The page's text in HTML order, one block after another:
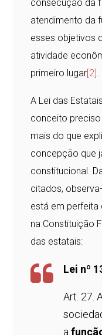
consecução da
atendimento da
esses objetivos
atividade
primeiro lugar[2]
A Lei das
conceito preciso
mais do que
concepção que
constitucional.
citados,
está em
na Constituição
das estatais:
Lei nº
Art. 27.
a